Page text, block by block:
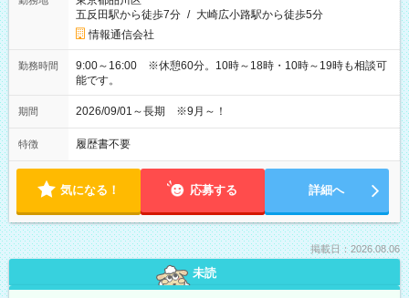
五反田駅から徒歩7分 / 大崎広小路駅から徒歩5分
情報通信会社
勤務時間
9:00～16:00 ※休憩60分。10時～18時・10時～19時も相談可
能です。
期間 2026/09/01～長期 ※9月～！
特徴 履歴書不要
気になる！ 応募する 詳細へ
掲載日：2026.08.06
未読